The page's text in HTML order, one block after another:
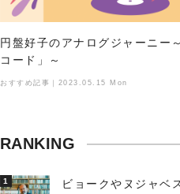
円盤好子のアナログジャーニー
コード」～
おすすめ記事｜2023.05.15 Mon
RANKING
1
ビョークやヌジャベ